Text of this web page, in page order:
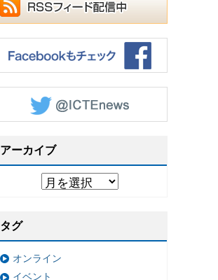
アーカイブ
タグ
オンライン
イベント